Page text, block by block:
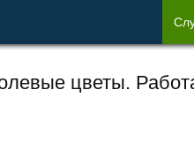
цветы.
Сл